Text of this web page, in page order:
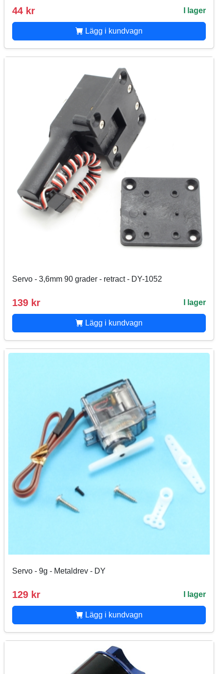
44 kr I lager
Lägg i kundvagn
Servo - 3,6mm 90 grader - retract - DY-1052
139 kr I lager
Lägg i kundvagn
Servo - 9g - Metaldrev - DY
129 kr I lager
Lägg i kundvagn